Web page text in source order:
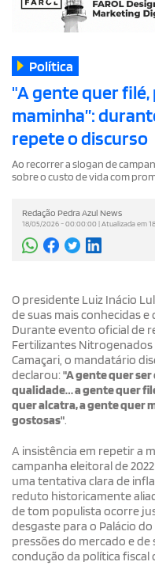
Política
"A gente quer filé,
maminha”:
repete o discurso
Ao recorrer a slogan de
sobre o custo de vida com
Redação Pedra Azul News
18/05/2026 - 00:00:00 | Atualizada em
O presidente Luiz Inácio
de suas mais conhecidas
Durante evento oficial de
Fertilizantes Nitrogenados
Camaçari, o mandatário
declarou:"A gente quer
qualidade… a gente quer
quer alcatra, a gente quer
gostosas".
A insistência em repetir a
campanha eleitoral de
uma tentativa clara de
reduto historicamente
de tom populista ocorre
desgaste para o Palácio
pressões do mercado e
condução da política fiscal